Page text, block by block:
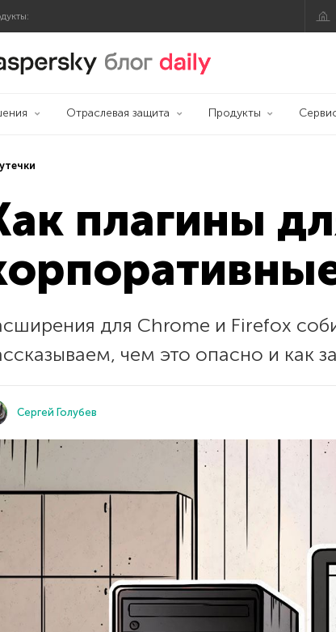
Блог Касперского
Отраслевая защита Продукты
утечки
плагины
для Chrome и Firefox
чем это опасно и как
Сергей Голубев